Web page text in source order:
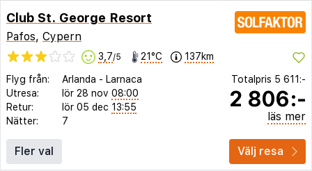
Club St. George Resort
Pafos, Cypern
3,7/5 21°C 137km
Flyg från: Arlanda - Larnaca
Utresa:
lör 28 nov 08:00
Retur:
lör 05 dec 13:55
Nätter:
7
Totalpris 5 611:-
2 806:-
läs mer
Fler val Välj resa